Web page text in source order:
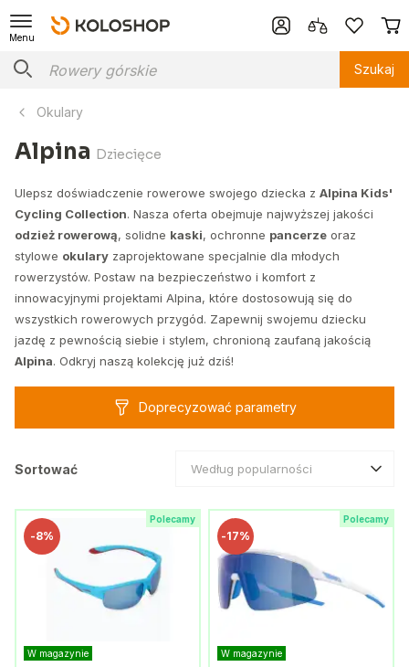
Menu
Szukaj
Okulary
Alpina Dziecięce
Ulepsz doświadczenie rowerowe swojego dziecka z Alpina Kids'
Cycling Collection. Nasza oferta obejmuje najwyższej jakości
odzież rowerową, solidne kaski, ochronne pancerze oraz
stylowe okulary zaprojektowane specjalnie dla młodych
rowerzystów. Postaw na bezpieczeństwo i komfort z
innowacyjnymi projektami Alpina, które dostosowują się do
wszystkich rowerowych przygód. Zapewnij swojemu dziecku
jazdę z pewnością siebie i stylem, chronioną zaufaną jakością
Alpina. Odkryj naszą kolekcję już dziś!
Doprecyzować parametry
Sortować Według popularności
Polecamy
-8%
W magazynie
Polecamy
-17%
W magazynie